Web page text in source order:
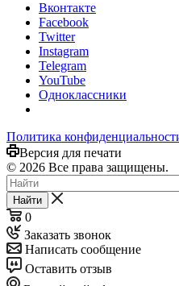
Вконтакте
Facebook
Twitter
Instagram
Telegram
YouTube
Одноклассники
Политика
Версия для печати
© 2026 Все права защищены.
Найти
0
Заказать звонок
Написать сообщение
Оставить отзыв